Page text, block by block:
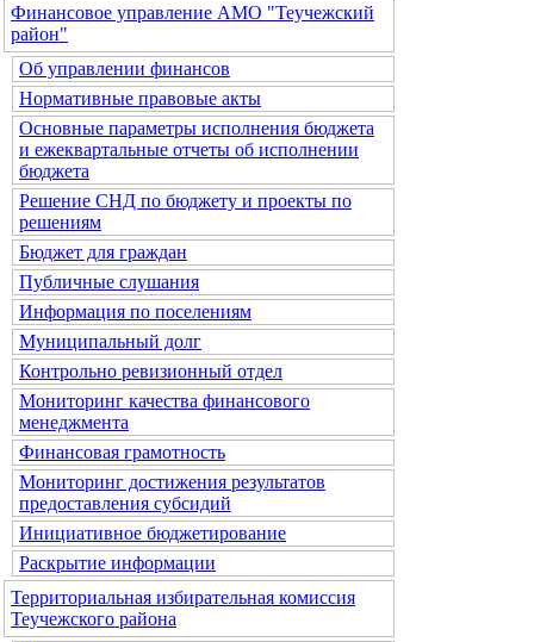
Финансовое управление АМО "Теучежский
район"
Об управлении финансов
Нормативные правовые акты
Основные параметры исполнения бюджета
и ежеквартальные отчеты об исполнении
бюджета
Решение СНД по бюджету и проекты по
решениям
Бюджет для граждан
Публичные слушания
Информация по поселениям
Муниципальный долг
Контрольно ревизионный отдел
Мониторинг качества финансового
менеджмента
Финансовая грамотность
Мониторинг достижения результатов
предоставления субсидий
Инициативное бюджетирование
Раскрытие информации
Территориальная избирательная комиссия
Теучежского района